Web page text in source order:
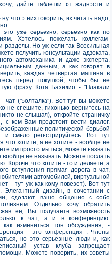
дайте таблетки от жадности и
что о них говорить, их читать надо,
уже серьезно, серьезно как по
Хотелось пожелать коллегам-
разделы. Но уж если так Всесильная
получить консультации адвоката,
автомеханика и даже эксперта.
данным, а как говорят в
каждая четвертая машина в
перед покупкой, чтобы бы не
фразу Кота Базилио - "Плакали
чат ("болталка"). Вот тут вы можете
не спешите, тихонько вернитесь на
не слышал), откройте страничку
с кем Вам предстоит вести диалог.
политической борьбой
смело регистрируйтесь. Вот тут
что хотите, а не хотите - вообще не
им просто мыться, можете назвать
не называть. Можете послать
Короче, что хотите - то и делаете, а
вступления прямая дорога в чат,
автомобилей, виртуальной
- тут уж как кому повезет). Вот тут
дизайн, в сочетании с
сделают ваше общение с себе
Отдельно хочу обратить
ее, Вы получаете возможность
в чат, а и в конференцию.
измениться тон обсуждения, -
- это конференция . Члены
но это серьезные люди и, как
устав клуба запрещает
Можете поверить, их советы